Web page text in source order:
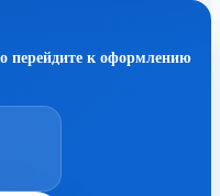
перейдите к оформлению